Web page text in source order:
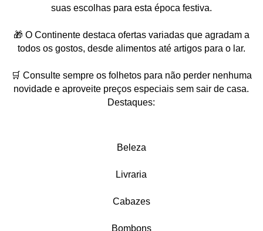
suas escolhas para esta época festiva.
🎁 O Continente destaca ofertas variadas que agradam a
todos os gostos, desde alimentos até artigos para o lar.
🛒 Consulte sempre os folhetos para não perder nenhuma
novidade e aproveite preços especiais sem sair de casa.
Destaques:
Beleza
Livraria
Cabazes
Bombons